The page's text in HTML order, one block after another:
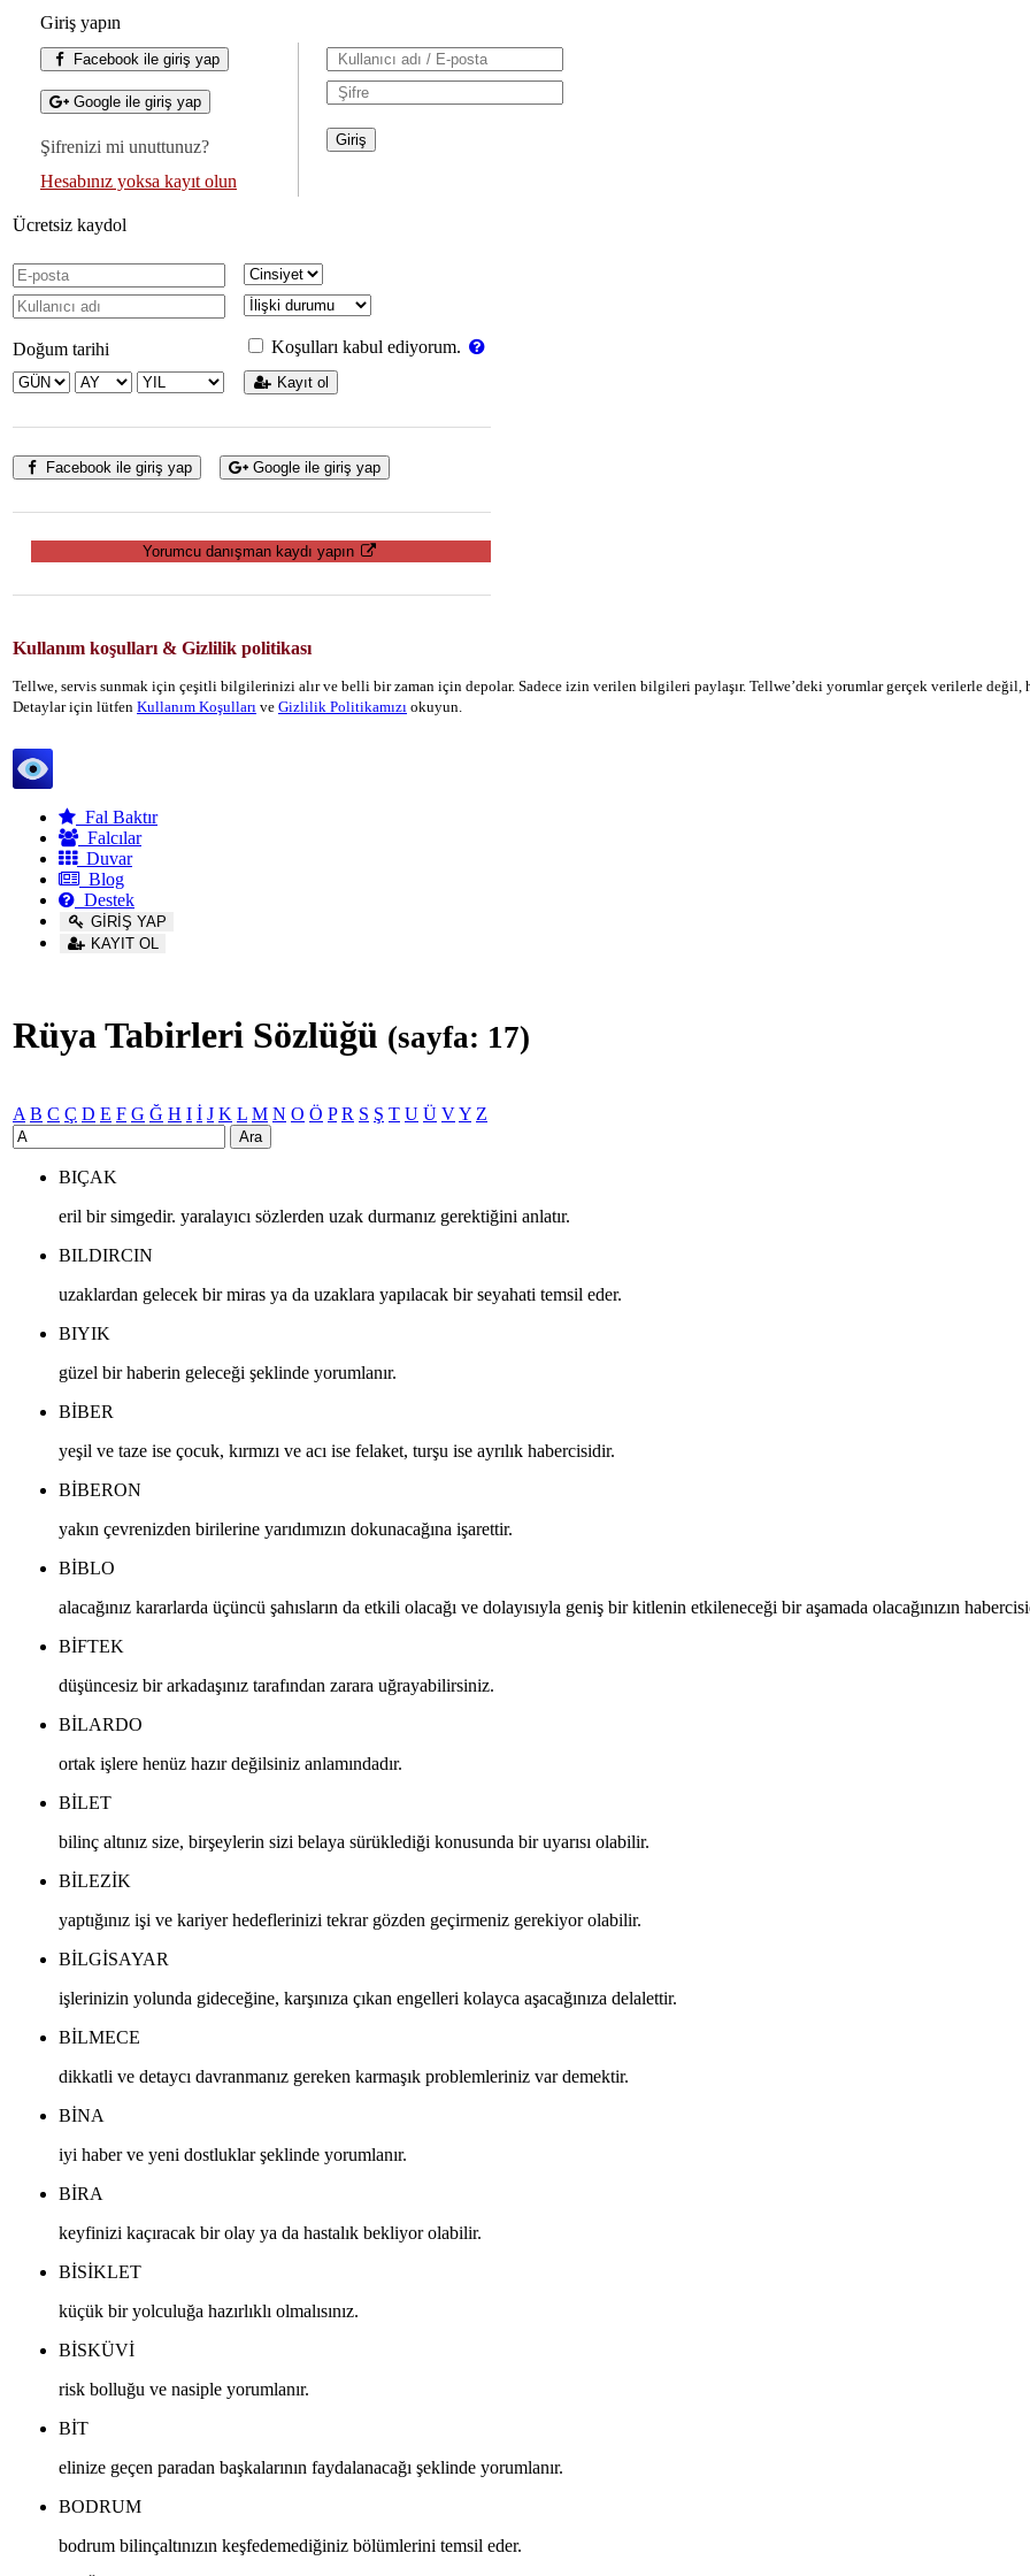
Giriş yapın
Facebook ile giriş yap
Google ile giriş yap
Şifrenizi mi unuttunuz?
Hesabınız yoksa kayıt olun
Ücretsiz kaydol
Doğum tarihi Koşulları kabul ediyorum.
Kayıt ol
Facebook ile giriş yap Google ile giriş yap
Yorumcu danışman kaydı yapın
Kullanım koşulları & Gizlilik politikası
Tellwe, servis sunmak için çeşitli bilgilerinizi alır ve belli bir zaman için depolar. Sadece izin verilen bilgileri paylaşır. Tellwe’deki yorumlar gerçek verilerle
Detaylar için lütfen Kullanım Koşulları ve Gizlilik Politikamızı okuyun.
Fal Baktır
Falcılar
Duvar
Blog
Destek
GİRİŞ YAP
KAYIT OL
Rüya Tabirleri Sözlüğü (sayfa: 17)
A B C Ç D E F G Ğ H I İ J K L M N O Ö P R S Ş T U Ü VY Z
Ara
BIÇAK
eril bir simgedir. yaralayıcı sözlerden uzak durmanız gerektiğini anlatır.
BILDIRCIN
uzaklardan gelecek bir miras ya da uzaklara yapılacak bir seyahati temsil eder.
BIYIK
güzel bir haberin geleceği şeklinde yorumlanır.
BIBER
yeşil ve taze ise çocuk, kırmızı ve acı ise felaket, turşu ise ayrılık habercisidir.
BIBERON
yakın çevrenizden birilerine yarıdımızın dokunacağına işarettir.
BIBLO
alacağınız kararlarda üçüncü şahısların da etkili olacağı ve dolayısıyla geniş bir kitlenin etkileneceği bir aşamada olacağınızın
BIFTEK
düşüncesiz bir arkadaşınız tarafından zarara uğrayabilirsiniz.
BILARDO
ortak işlere henüz hazır değilsiniz anlamındadır.
BILET
bilinç altınız size, birşeylerin sizi belaya sürüklediği konusunda bir uyarısı olabilir.
BILEZIK
yaptığınız işi ve kariyer hedeflerinizi tekrar gözden geçirmeniz gerekiyor olabilir.
BILGISAYAR
işlerinizin yolunda gideceğine, karşınıza çıkan engelleri kolayca aşacağınıza delalettir.
BILMECE
dikkatli ve detaycı davranmanız gereken karmaşık problemleriniz var demektir.
BINA
iyi haber ve yeni dostluklar şeklinde yorumlanır.
BIRA
keyfinizi kaçıracak bir olay ya da hastalık bekliyor olabilir.
BISIKLET
küçük bir yolculuğa hazırlıklı olmalısınız.
BISKÜVI
risk bolluğu ve nasiple yorumlanır.
BIT
elinize geçen paradan başkalarının faydalanacağı şeklinde yorumlanır.
BODRUM
bodrum bilinçaltınızın keşfedemediğiniz bölümlerini temsil eder.